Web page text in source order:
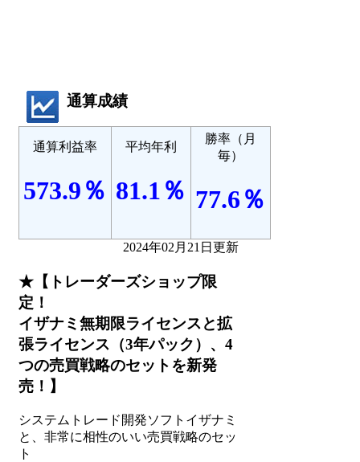
通算成績
通算利益率
573.9％
平均年利
81.1％
勝率（月
毎）
77.6％
2024年02月21日更新
★【トレーダーズショップ限
定！
イザナミ無期限ライセンスと拡
張ライセンス（3年パック）、4
つの売買戦略のセットを新発
売！】
システムトレード開発ソフトイザナミ
と、非常に相性のいい売買戦略のセッ
ト